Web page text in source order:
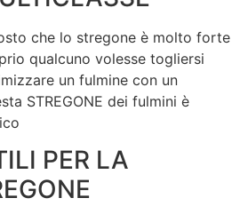
che lo stregone è molto forte
qualcuno volesse togliersi
un fulmine con un
STREGONE dei fulmini è
PER LA